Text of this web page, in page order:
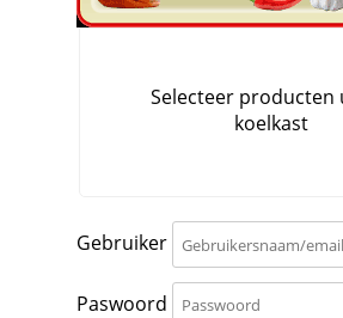
Gebruiker
Paswoord